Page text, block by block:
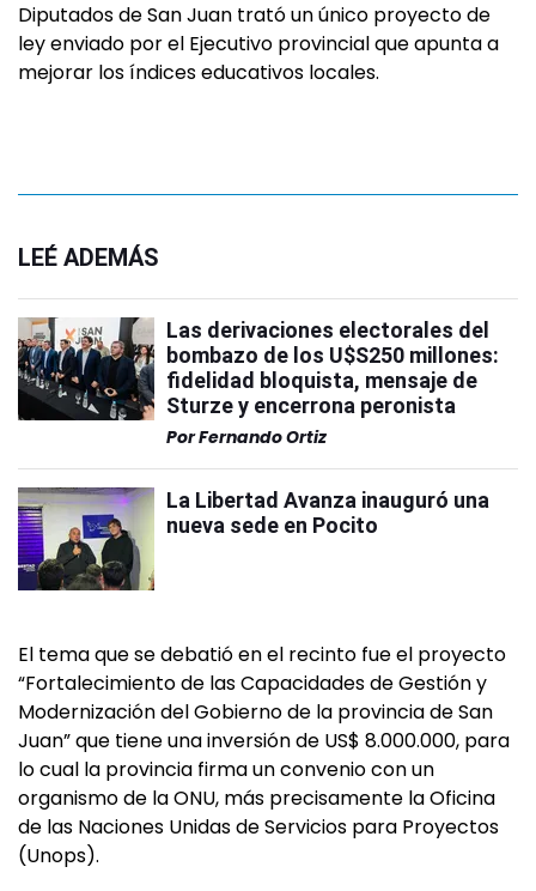
Diputados de San Juan trató un único proyecto de
ley enviado por el Ejecutivo provincial que apunta a
mejorar los índices educativos locales.
LEÉ ADEMÁS
Las derivaciones electorales del
bombazo de los U$S250 millones:
fidelidad bloquista, mensaje de
Sturze y encerrona peronista
PorFernando Ortiz
La Libertad Avanza inauguró una
nueva sede en Pocito
El tema que se debatió en el recinto fue el proyecto
“Fortalecimiento de las Capacidades de Gestión y
Modernización del Gobierno de la provincia de San
Juan” que tiene una inversión de US$ 8.000.000, para
lo cual la provincia firma un convenio con un
organismo de la ONU, más precisamente la Oficina
de las Naciones Unidas de Servicios para Proyectos
(Unops).